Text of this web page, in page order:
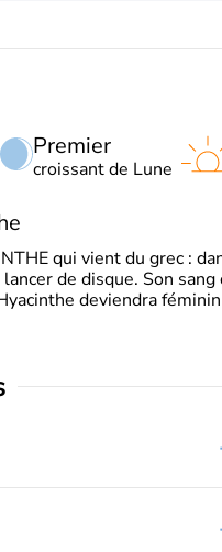
Premier
croissant de Lune
qui vient du grec :
de disque. Son
deviendra